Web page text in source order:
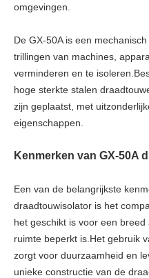
omgevingen.
De GX-50A is een
trillingen van machines,
verminderen en te
hoge sterkte stalen
zijn geplaatst, met
eigenschappen.
Kenmerken van GX-50A
Een van de belangrijkste
draadtouwisolator is het
het geschikt is voor een
ruimte beperkt is.Het gebruik
zorgt voor duurzaamheid en
unieke constructie van de